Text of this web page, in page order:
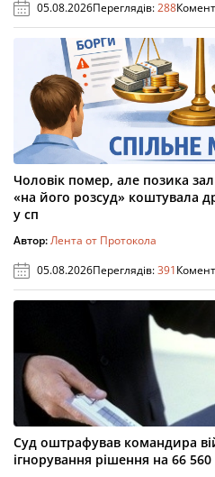
05.08.2026Переглядів:288
Чоловік помер, але позика
«на його розсуд» коштувала
у сп
Автор:Лента от Протокола
05.08.2026Переглядів:391
Суд оштрафував командира
ігнорування рішення на 66 560